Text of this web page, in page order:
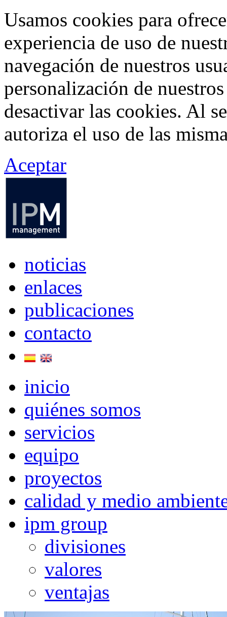
Usamos cookies para
experiencia de uso de
navegación de nuestros
personalización de
desactivar las cookies. Al
autoriza el uso de las
Aceptar
noticias
enlaces
publicaciones
contacto
inicio
quiénes somos
servicios
equipo
proyectos
calidad y medio
ipm group
divisiones
valores
ventajas